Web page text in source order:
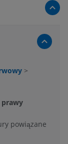
>
powiązane